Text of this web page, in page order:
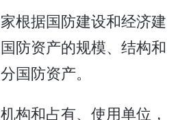
根据国防建设和经济建
防资产的规模、结构和
国防资产。
构和占有、使用单位，